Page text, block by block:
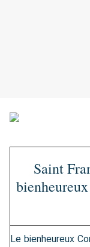
Saint
Le bienheureux